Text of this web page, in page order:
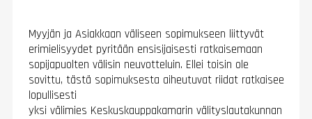
Myyjän ja Asiakkaan väliseen sopimukseen liittyvät
erimielisyydet pyritään ensisijaisesti ratkaisemaan
sopijapuolten välisin neuvotteluin. Ellei toisin ole
sovittu, tästä sopimuksesta aiheutuvat riidat ratkaisee
lopullisesti
yksi välimies Keskuskauppakamarin välityslautakunnan